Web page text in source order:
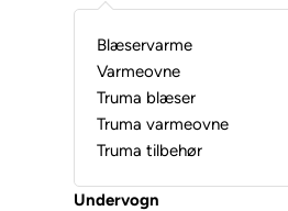
Blæservarme
Varmeovne
Truma blæser
Truma varmeovne
Truma tilbehør
Undervogn